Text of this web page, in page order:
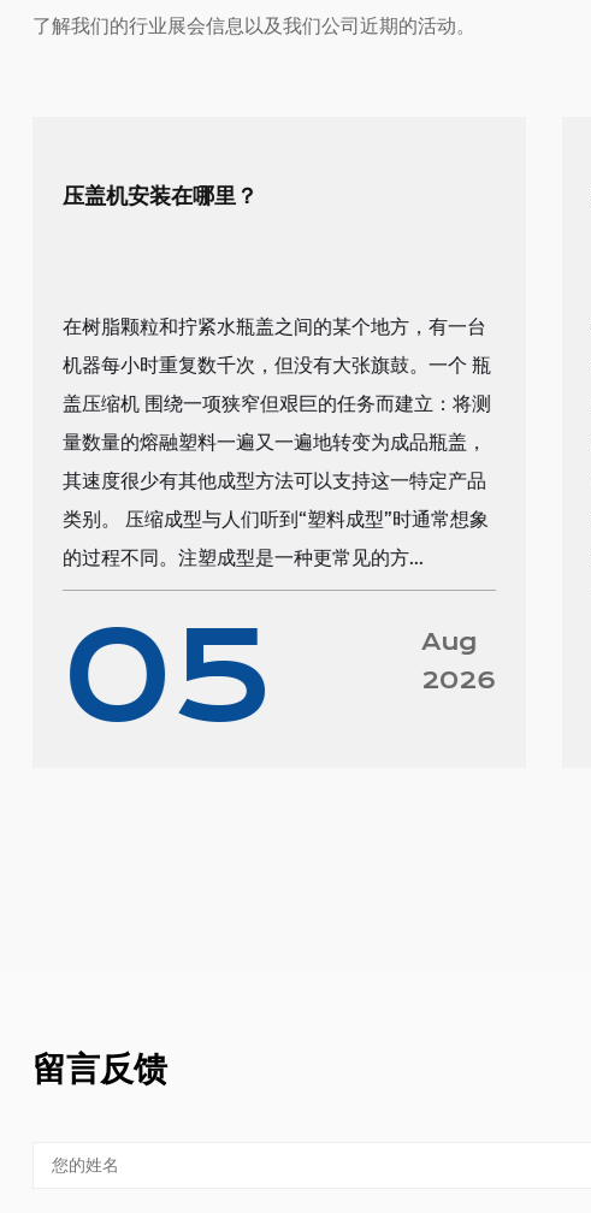
了解我们的行业展会信息以及我们公司近期的活动。
压盖机安装在哪里？
在树脂颗粒和拧紧水瓶盖之间的某个地方，有一台
机器每小时重复数千次，但没有大张旗鼓。一个 瓶
盖压缩机 围绕一项狭窄但艰巨的任务而建立：将测
量数量的熔融塑料一遍又一遍地转变为成品瓶盖，
其速度很少有其他成型方法可以支持这一特定产品
类别。 压缩成型与人们听到“塑料成型”时通常想象
的过程不同。注塑成型是一种更常见的方...
05
Aug
2026
留言反馈